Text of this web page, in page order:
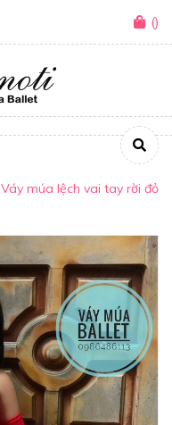
()
Váy múa lệch vai tay rời đỏ